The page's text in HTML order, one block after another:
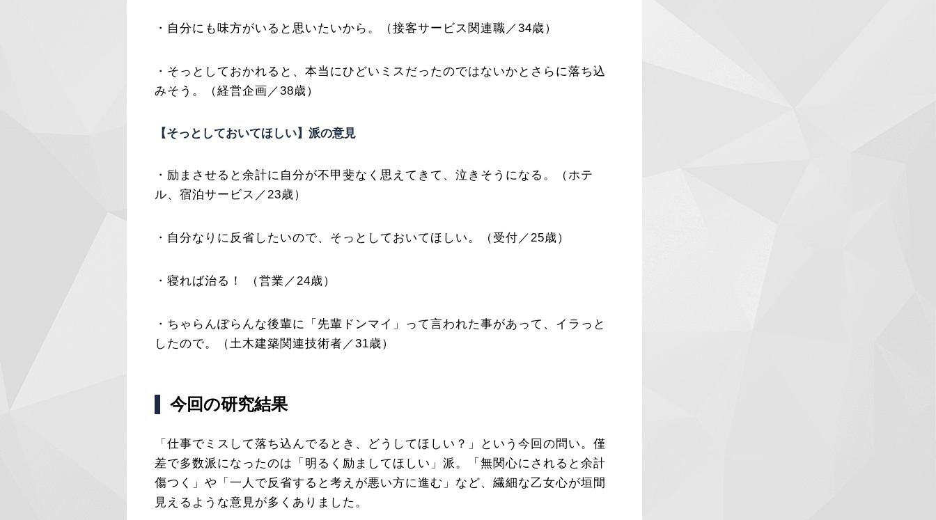
・自分にも味方がいると思いたいから。（接客サービス関連職／34歳）
・そっとしておかれると、本当にひどいミスだったのではないかとさらに落ち込
みそう。（経営企画／38歳）
【そっとしておいてほしい】派の意見
・励まさせると余計に自分が不甲斐なく思えてきて、泣きそうになる。（ホテ
ル、宿泊サービス／23歳）
・自分なりに反省したいので、そっとしておいてほしい。（受付／25歳）
・寝れば治る！ （営業／24歳）
・ちゃらんぽらんな後輩に「先輩ドンマイ」って言われた事があって、イラっと
したので。（土木建築関連技術者／31歳）
今回の研究結果
「仕事でミスして落ち込んでるとき、どうしてほしい？」という今回の問い。僅
差で多数派になったのは「明るく励ましてほしい」派。「無関心にされると余計
傷つく」や「一人で反省すると考えが悪い方に進む」など、繊細な乙女心が垣間
見えるような意見が多くありました。